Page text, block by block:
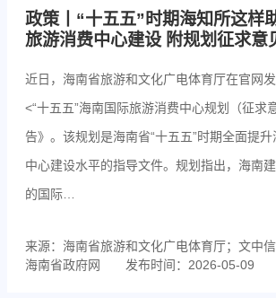
政策丨“十五五”时期海知所这样
旅游消费中心建设 附规划征求意
近日，海南省旅游和文化广电体育厅在官网
<“十五五”海南国际旅游消费中心规划（征求
告》。该规划是海南省“十五五”时期全面提
中心建设水平的指导文件。规划指出，海南
的国际…
来源：海南省旅游和文化广电体育厅；文中信
海南省政府网
发布时间：2026-05-09